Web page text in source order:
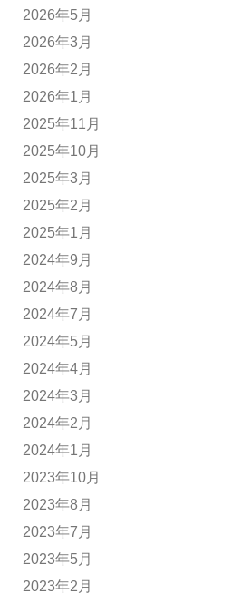
2026年5月
2026年3月
2026年2月
2026年1月
2025年11月
2025年10月
2025年3月
2025年2月
2025年1月
2024年9月
2024年8月
2024年7月
2024年5月
2024年4月
2024年3月
2024年2月
2024年1月
2023年10月
2023年8月
2023年7月
2023年5月
2023年2月